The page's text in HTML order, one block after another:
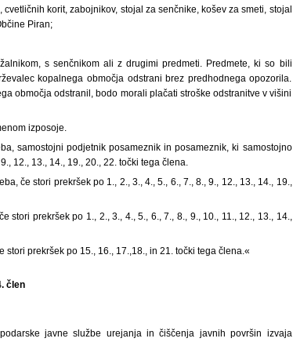
korit, zabojnikov, stojal za senčnike, košev za smeti, stojal
Piran;
s senčnikom ali z drugimi predmeti. Predmete, ki so bili
kopalnega območja odstrani brez predhodnega opozorila.
območja odstranil, bodo morali plačati stroške odstranitve v višini
izposoje.
samostojni podjetnik posameznik in posameznik, ki samostojno
12., 13., 14., 19., 20., 22. točki tega člena.
če stori prekršek po 1., 2., 3., 4., 5., 6., 7., 8., 9., 12., 13., 14., 19.,
stori prekršek po 1., 2., 3., 4., 5., 6., 7., 8., 9., 10., 11., 12., 13., 14.,
prekršek po 15., 16., 17.,18., in 21. točki tega člena.«
člen
javne službe urejanja in čiščenja javnih površin izvaja